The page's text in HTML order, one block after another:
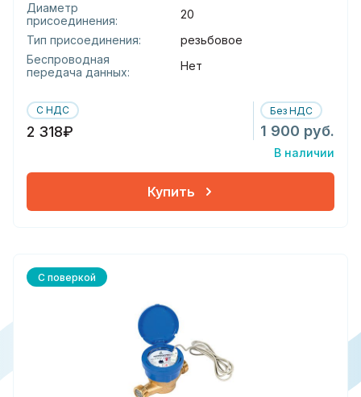
Диаметр
присоединения:
20
Тип присоединения:
резьбовое
Беспроводная
передача данных:
Нет
С НДС
2 318₽
Без НДС
1 900 руб.
В наличии
Купить
С поверкой